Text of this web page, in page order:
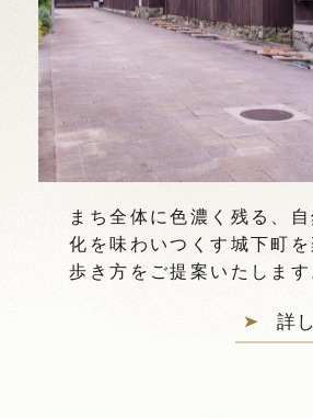
まち全体に色濃く残る、自
化を味わいつくす城下町を
歩き方をご提案いたします
詳